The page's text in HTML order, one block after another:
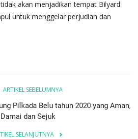
akan menjadikan tempat Bilyard
untuk menggelar perjudian dan
ARTIKEL SEBELUMNYA
Pilkada Belu tahun 2020 yang Aman,
Damai dan Sejuk
SELANJUTNYA